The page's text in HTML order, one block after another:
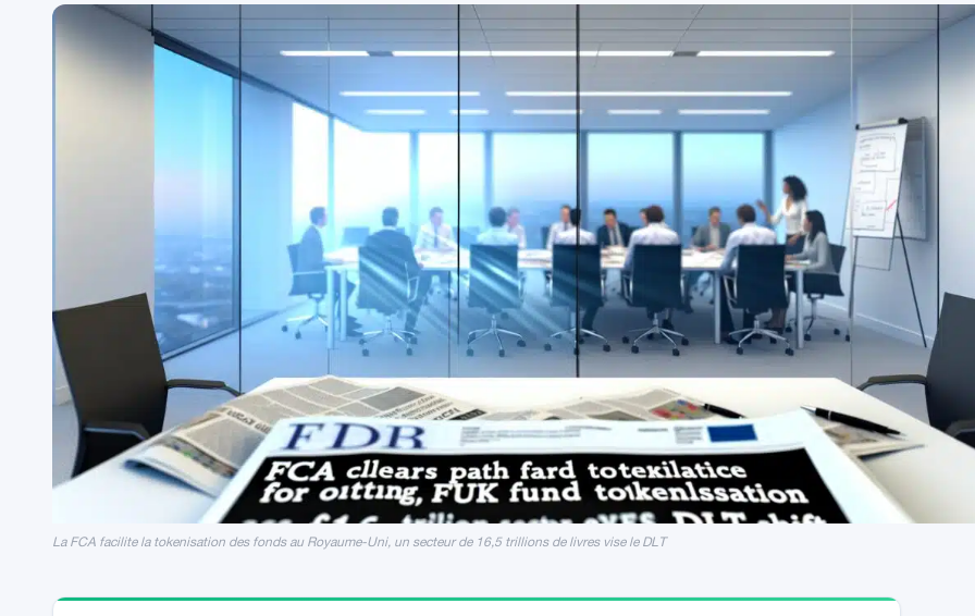
La FCA facilite la tokenisation des fonds au Royaume-Uni, un secteur de 16,5 trillions de livres vise le DLT